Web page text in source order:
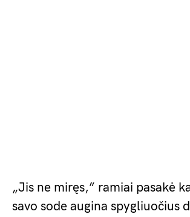
„Jis ne miręs,” ramiai pasakė
savo sode augina spygliuočius